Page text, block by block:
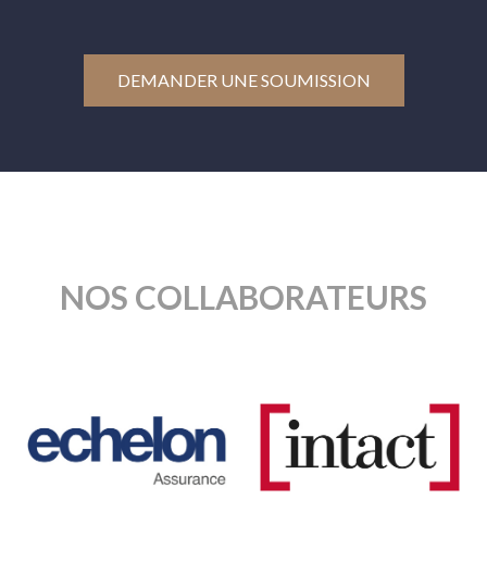
DEMANDER UNE SOUMISSION
NOS COLLABORATEURS